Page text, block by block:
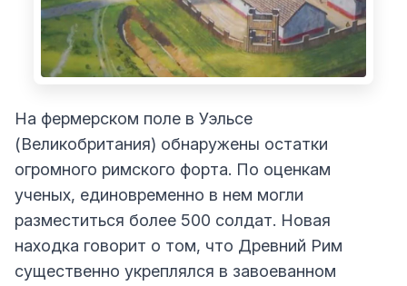
На фермерском поле в Уэльсе
(Великобритания) обнаружены остатки
огромного римского форта. По оценкам
ученых, единовременно в нем могли
разместиться более 500 солдат. Новая
находка говорит о том, что Древний Рим
существенно укреплялся в завоеванном